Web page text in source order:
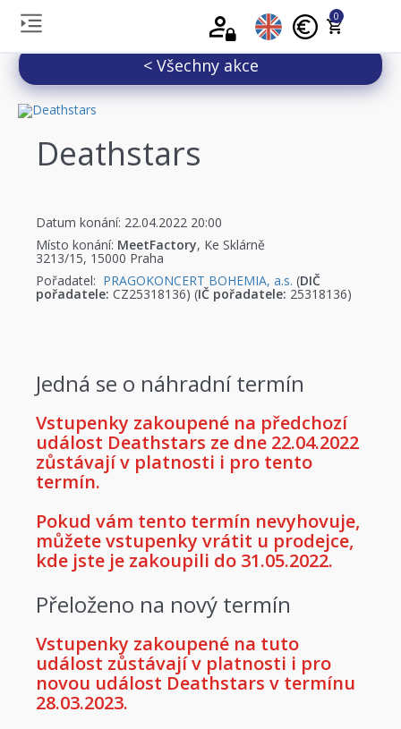
0
< Všechny akce
Deathstars
Datum konání: 22.04.2022 20:00
Místo konání: MeetFactory, Ke Sklárně
3213/15, 15000 Praha
Pořadatel: PRAGOKONCERT BOHEMIA, a.s. (DIČ
pořadatele: CZ25318136) (IČ pořadatele: 25318136)
Jedná se o náhradní termín
Vstupenky zakoupené na předchozí
událost Deathstars ze dne 22.04.2022
zůstávají v platnosti i pro tento
termín.
Pokud vám tento termín nevyhovuje,
můžete vstupenky vrátit u prodejce,
kde jste je zakoupili do 31.05.2022.
Přeloženo na nový termín
Vstupenky zakoupené na tuto
událost zůstávají v platnosti i pro
novou událost Deathstars v termínu
28.03.2023.